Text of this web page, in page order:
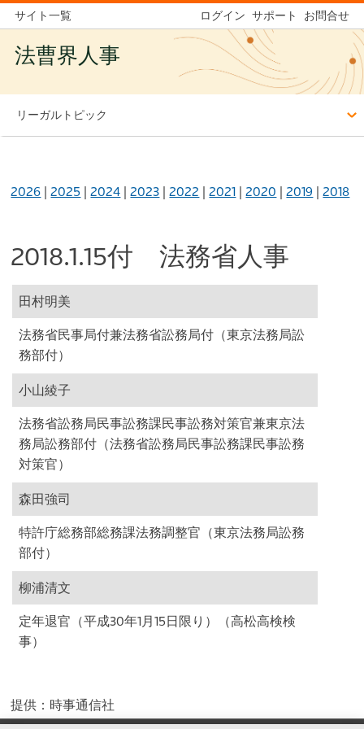
サイト一覧 ログイン サポート お問合せ
法曹界人事
リーガルトピック
2026 |2025 |2024 |2023 |2022 |2021 |2020 |2019 |2018
2018.1.15付 法務省人事
田村明美
法務省民事局付兼法務省訟務局付（東京法務局訟
務部付）
小山綾子
法務省訟務局民事訟務課民事訟務対策官兼東京法
務局訟務部付（法務省訟務局民事訟務課民事訟務
対策官）
森田強司
特許庁総務部総務課法務調整官（東京法務局訟務
部付）
柳浦清文
定年退官（平成30年1月15日限り）（高松高検検
事）
提供：時事通信社